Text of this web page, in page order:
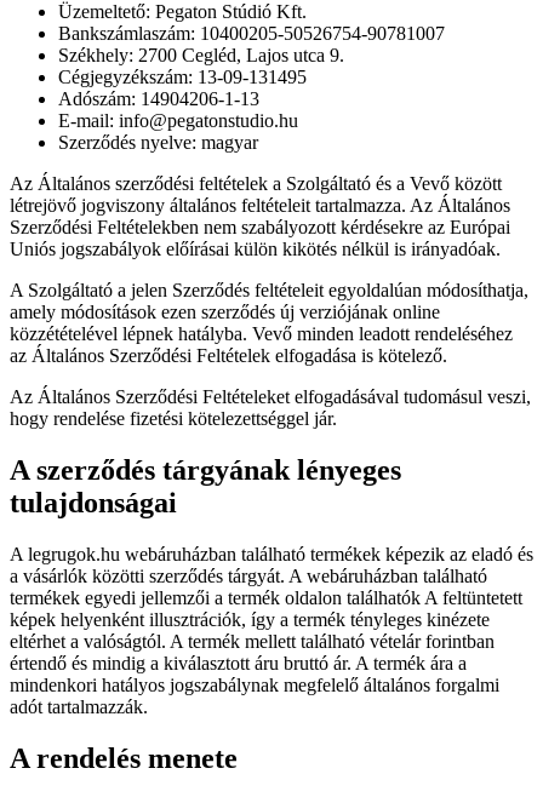
Üzemeltető: Pegaton Stúdió Kft.
Bankszámlaszám: 10400205-50526754-90781007
Székhely: 2700 Cegléd, Lajos utca 9.
Cégjegyzékszám: 13-09-131495
Adószám: 14904206-1-13
E-mail: info@pegatonstudio.hu
Szerződés nyelve: magyar
Az Általános szerződési feltételek a Szolgáltató és a Vevő között
létrejövő jogviszony általános feltételeit tartalmazza. Az Általános
Szerződési Feltételekben nem szabályozott kérdésekre az Európai
Uniós jogszabályok előírásai külön kikötés nélkül is irányadóak.
A Szolgáltató a jelen Szerződés feltételeit egyoldalúan módosíthatja,
amely módosítások ezen szerződés új verziójának online
közzétételével lépnek hatályba. Vevő minden leadott rendeléséhez
az Általános Szerződési Feltételek elfogadása is kötelező.
Az Általános Szerződési Feltételeket elfogadásával tudomásul veszi,
hogy rendelése fizetési kötelezettséggel jár.
A szerződés tárgyának lényeges
tulajdonságai
A legrugok.hu webáruházban található termékek képezik az eladó és
a vásárlók közötti szerződés tárgyát. A webáruházban található
termékek egyedi jellemzői a termék oldalon találhatók A feltüntetett
képek helyenként illusztrációk, így a termék tényleges kinézete
eltérhet a valóságtól. A termék mellett található vételár forintban
értendő és mindig a kiválasztott áru bruttó ár. A termék ára a
mindenkori hatályos jogszabálynak megfelelő általános forgalmi
adót tartalmazzák.
A rendelés menete